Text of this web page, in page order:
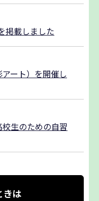
掲載しました
アート）を開催し
生のための自習
きは